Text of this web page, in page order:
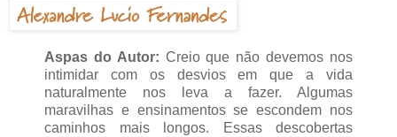
Aspas do Autor: Creio que não devemos nos
intimidar com os desvios em que a vida
naturalmente nos leva a fazer. Algumas
maravilhas e ensinamentos se escondem nos
caminhos mais longos. Essas descobertas